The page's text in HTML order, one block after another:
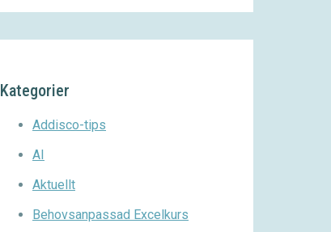
Kategorier
Addisco-tips
AI
Aktuellt
Behovsanpassad Excelkurs